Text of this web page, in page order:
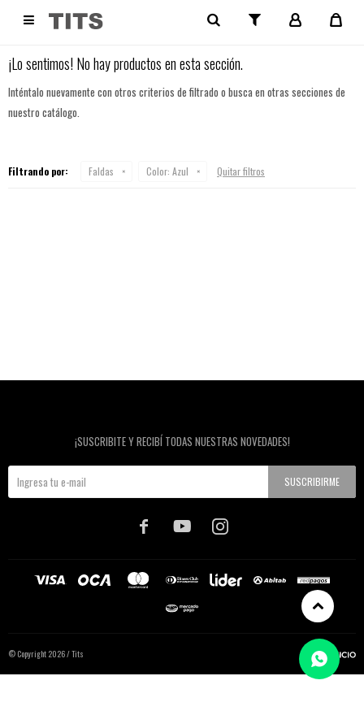
 NO SE HAN RECUPERADO PRODUCTOS
¡Lo sentimos! No hay productos en esta sección.
Inténtalo nuevamente con otros criterios de filtrado o busca en otras secciones de
nuestro catálogo.
Filtrando por: Faldas Color: Azul Quitar filtros
¡SUSCRIBITE Y RECIBÍ TODAS NUESTRAS NOVEDADES!
SUSCRIBIRME
  
© Copyright 2026 / Tits